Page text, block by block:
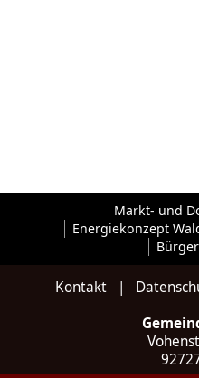
Markt- und
Energiekonzept
Kontakt|